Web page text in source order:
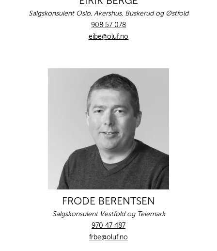
Salgskonsulent Oslo, Akershus, Buskerud og Østfold
908 57 078
eibe@oluf.no
FRODE BERENTSEN
Salgskonsulent Vestfold og Telemark
970 47 487
frbe@oluf.no